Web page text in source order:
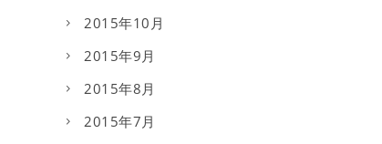
2015年10月
2015年9月
2015年8月
2015年7月